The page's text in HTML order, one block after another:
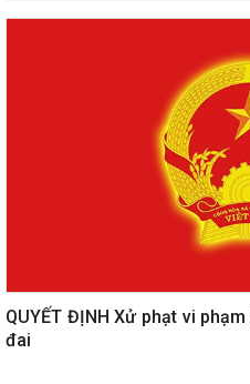
QUYẾT ĐỊNH Xử phạt vi
đai